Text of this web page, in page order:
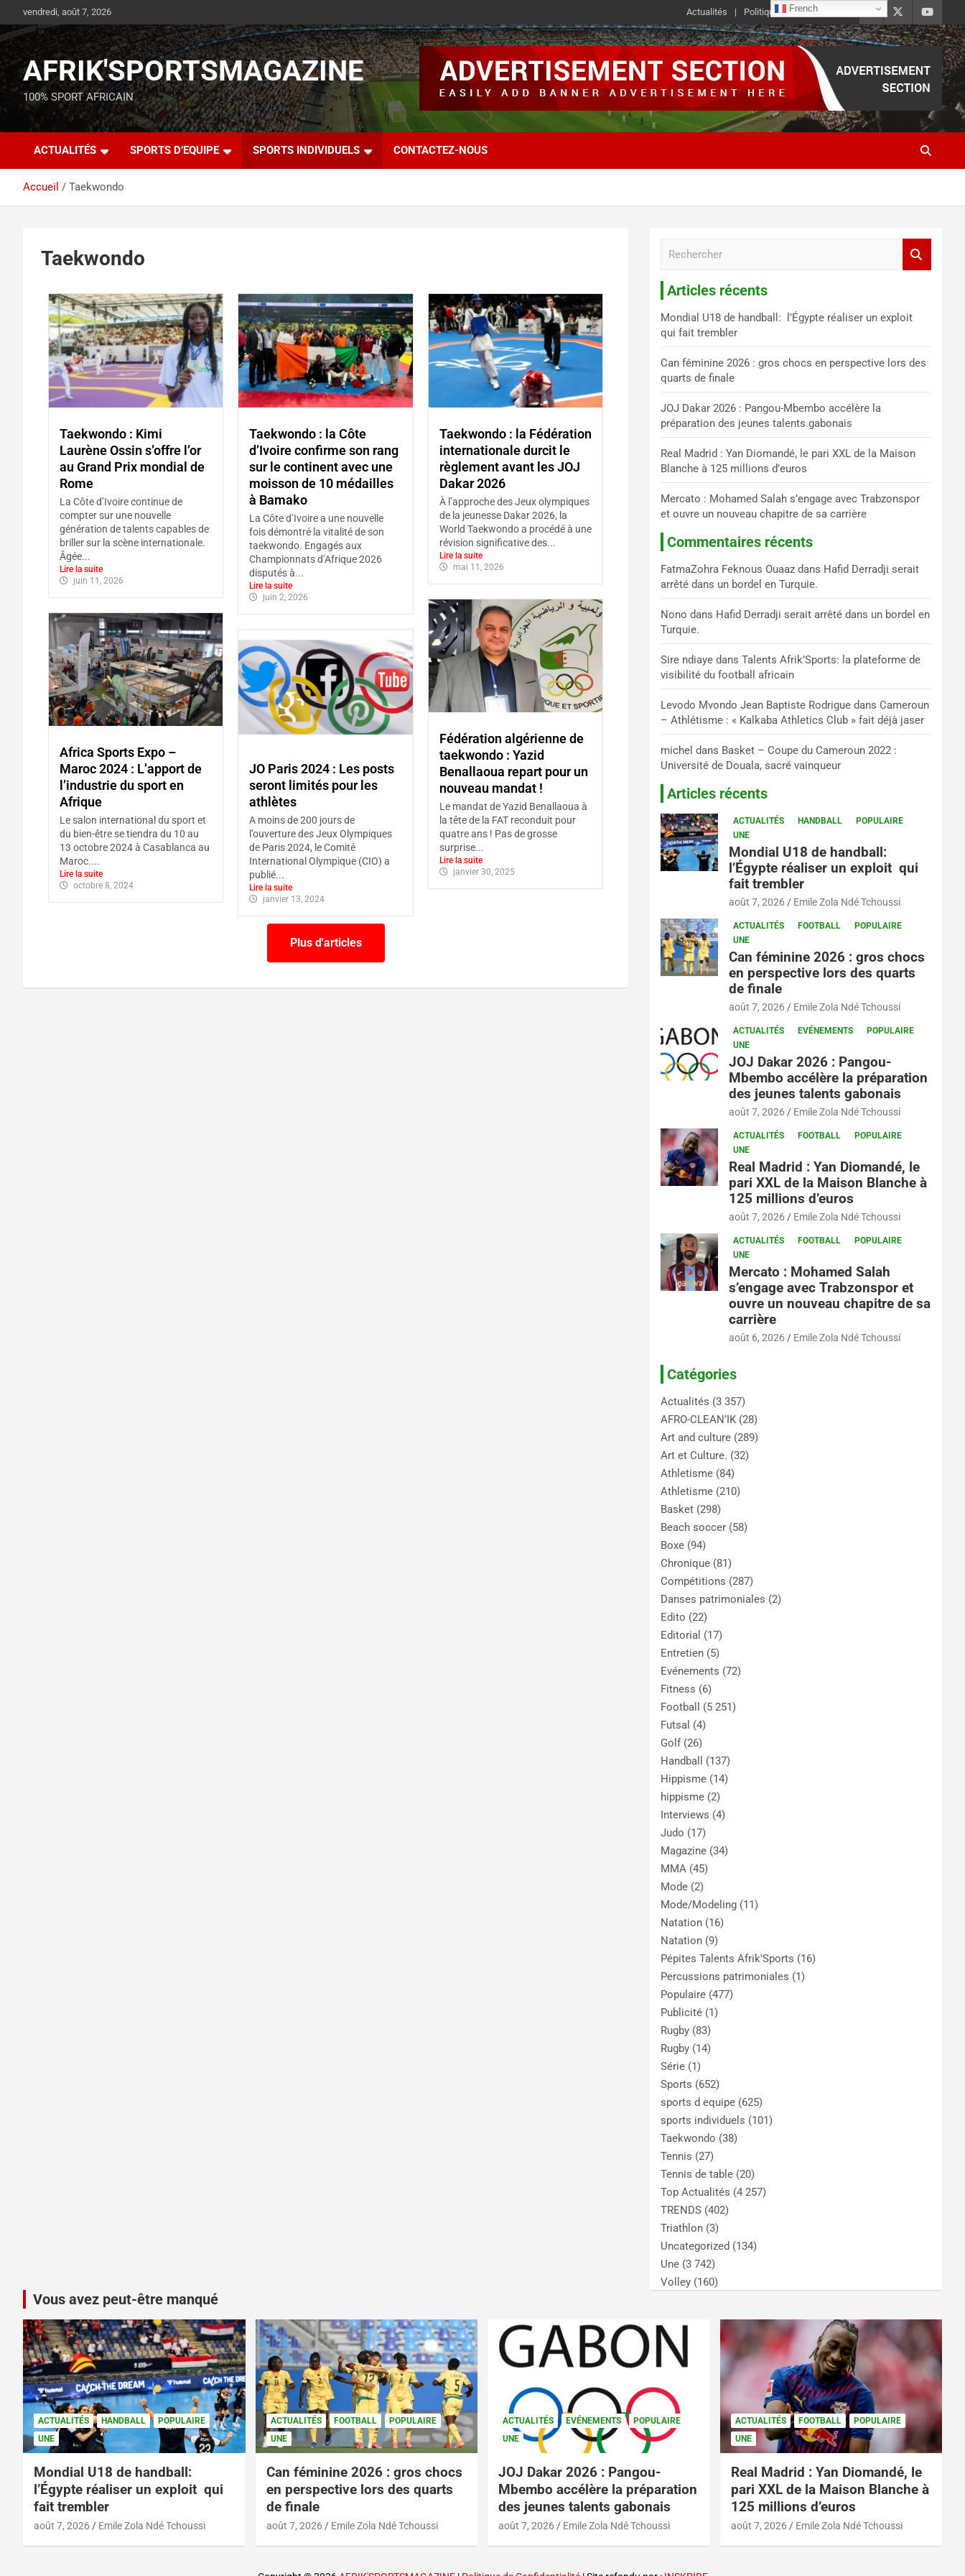
vendredi, août 7, 2026 Actualités Politique de Confidentialité
AFRIK'SPORTSMAGAZINE
100% SPORT AFRICAIN
ACTUALITÉS SPORTS D’EQUIPE SPORTS INDIVIDUELS CONTACTEZ-NOUS
Accueil Taekwondo
Taekwondo
Taekwondo : Kimi
Laurène Ossin s’offre l’or
au Grand Prix mondial de
Rome
La Côte d’Ivoire continue de
compter sur une nouvelle
génération de talents capables de
briller sur la scène internationale.
Âgée...
Lire la suite
juin 11, 2026
Taekwondo : la Côte
d’Ivoire confirme son rang
sur le continent avec une
moisson de 10 médailles
à Bamako
La Côte d’Ivoire a une nouvelle
fois démontré la vitalité de son
taekwondo. Engagés aux
Championnats d’Afrique 2026
disputés à...
Lire la suite
juin 2, 2026
Taekwondo : la Fédération
internationale durcit le
règlement avant les JOJ
Dakar 2026
À l’approche des Jeux olympiques
de la jeunesse Dakar 2026, la
World Taekwondo a procédé à une
révision significative des...
Lire la suite
mai 11, 2026
Fédération algérienne de
taekwondo : Yazid
Benallaoua repart pour un
nouveau mandat !
Le mandat de Yazid Benallaoua à
la tête de la FAT reconduit pour
quatre ans ! Pas de grosse
surprise...
Lire la suite
janvier 30, 2025
Africa Sports Expo –
Maroc 2024 : L’apport de
l’industrie du sport en
Afrique
Le salon international du sport et
du bien-être se tiendra du 10 au
13 octobre 2024 à Casablanca au
Maroc....
Lire la suite
octobre 8, 2024
JO Paris 2024 : Les posts
seront limités pour les
athlètes
A moins de 200 jours de
l’ouverture des Jeux Olympiques
de Paris 2024, le Comité
International Olympique (CIO) a
publié...
Lire la suite
janvier 13, 2024
Plus d'articles
r
c
h
e
r
Articles récents
Mondial U18 de handball: l’Égypte réaliser un exploit
qui fait trembler
Can féminine 2026 : gros chocs en perspective lors des
quarts de finale
JOJ Dakar 2026 : Pangou-Mbembo accélère la
préparation des jeunes talents gabonais
Real Madrid : Yan Diomandé, le pari XXL de la Maison
Blanche à 125 millions d’euros
Mercato : Mohamed Salah s’engage avec Trabzonspor
et ouvre un nouveau chapitre de sa carrière
Commentaires récents
FatmaZohra Feknous Ouaaz dans Hafid Derradji serait
arrêté dans un bordel en Turquie.
Nono dans Hafid Derradji serait arrêté dans un bordel en
Turquie.
Sire ndiaye dansTalents Afrik’Sports: la plateforme de
visibilité du football africain
Levodo Mvondo Jean Baptiste Rodrigue dans Cameroun
– Athlétisme : « Kalkaba Athletics Club » fait déjà jaser
michel dans Basket – Coupe du Cameroun 2022 :
Université de Douala, sacré vainqueur
Articles récents
ACTUALITÉS HANDBALL
POPULAIRE
UNE
Mondial U18 de handball:
l’Égypte réaliser un exploit qui
fait trembler
août 7, 2026 Emile Zola Ndé Tchoussi
ACTUALITÉS FOOTBALL
POPULAIRE
UNE
Can féminine 2026 : gros chocs
en perspective lors des quarts
de finale
août 7, 2026 Emile Zola Ndé Tchoussi
ACTUALITÉS EVÉNEMENTS
POPULAIRE
UNE
JOJ Dakar 2026 : Pangou-
Mbembo accélère la préparation
des jeunes talents gabonais
août 7, 2026 Emile Zola Ndé Tchoussi
ACTUALITÉS FOOTBALL
POPULAIRE
UNE
Real Madrid : Yan Diomandé, le
pari XXL de la Maison Blanche à
125 millions d’euros
août 7, 2026 Emile Zola Ndé Tchoussi
ACTUALITÉS FOOTBALL
POPULAIRE
UNE
Mercato : Mohamed Salah
s’engage avec Trabzonspor et
ouvre un nouveau chapitre de sa
carrière
août 6, 2026 Emile Zola Ndé Tchoussi
Catégories
Actualités (3 357)
AFRO-CLEAN’IK (28)
Art and culture (289)
Art et Culture. (32)
Athletisme (84)
Athletisme (210)
Basket (298)
Beach soccer (58)
Boxe (94)
Chronique (81)
Compétitions (287)
Danses patrimoniales (2)
Edito (22)
Editorial (17)
Entretien (5)
Evénements (72)
Fitness (6)
Football
(5 251)
Futsal (4)
Golf(26)
Handball
(137)
Hippisme (14)
hippisme (2)
Interviews (4)
Judo (17)
Magazine (34)
MMA (45)
Mode (2)
Mode/Modeling (11)
Natation (16)
Natation (9)
Pépites Talents Afrik'Sports (16)
Percussions patrimoniales (1)
Populaire (477)
Publicité (1)
Rugby (83)
Rugby (14)
Série (1)
Sports (652)
sports d equipe (625)
sports individuels (101)
Taekwondo (38)
Tennis (27)
Tennis de table (20)
Top Actualités (4 257)
TRENDS (402)
Triathlon (3)
Uncategorized (134)
Une (3 742)
Volley (160)
Vous avez peut-être manqué
ACTUALITÉS HANDBALL
POPULAIRE
UNE
Mondial U18 de handball:
l’Égypte réaliser un exploit qui
fait trembler
août 7, 2026 Emile Zola Ndé Tchoussi
ACTUALITÉS FOOTBALL
POPULAIRE
UNE
Can féminine 2026 : gros chocs
en perspective lors des quarts
de finale
août 7, 2026 Emile Zola Ndé Tchoussi
ACTUALITÉS EVÉNEMENTS
POPULAIRE
UNE
JOJ Dakar 2026 : Pangou-
Mbembo accélère la préparation
des jeunes talents gabonais
août 7, 2026 Emile Zola Ndé Tchoussi
ACTUALITÉS FOOTBALL
POPULAIRE
UNE
Real Madrid : Yan Diomandé, le
pari XXL de la Maison Blanche à
125 millions d’euros
août 7, 2026 Emile Zola Ndé Tchoussi
French